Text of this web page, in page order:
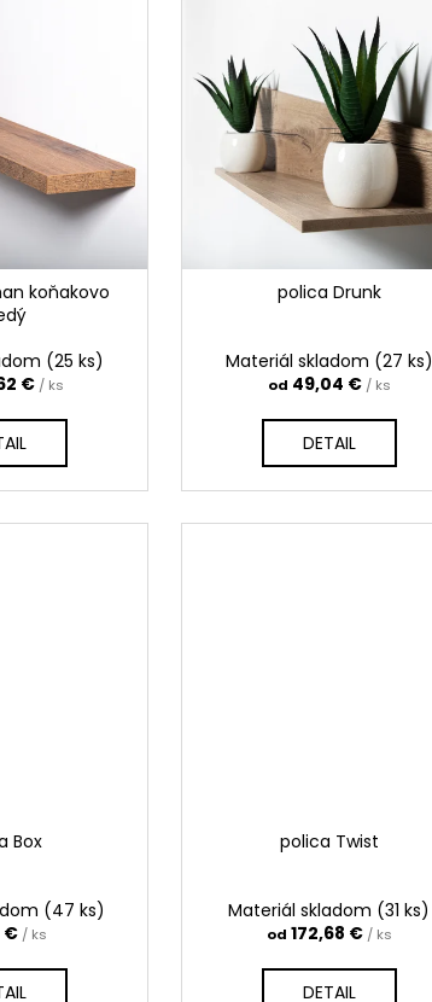
koňakovo
(25 ks)
€ / ks
polica Drunk
Materiál skladom (27 ks)
od 49,04 € / ks
DETAIL
Box
(47 ks)
€ / ks
polica Twist
Materiál skladom (31 ks)
od 172,68 € / ks
DETAIL